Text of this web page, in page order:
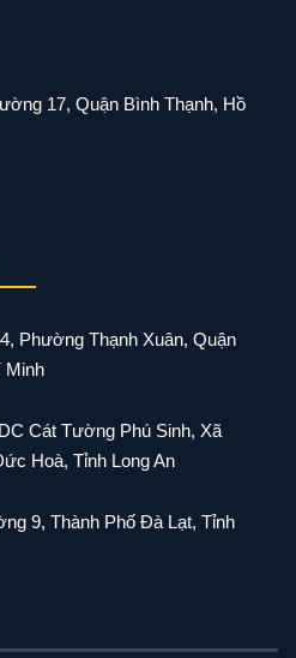
17, Quận Bình Thạnh, Hồ
Phường Thạnh Xuân, Quận
Minh
Cát Tường Phú Sinh, Xã
Hoà, Tỉnh Long An
9, Thành Phố Đà Lạt, Tỉnh